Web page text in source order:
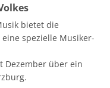
bietet die
spezielle Musiker-
Dezember über ein